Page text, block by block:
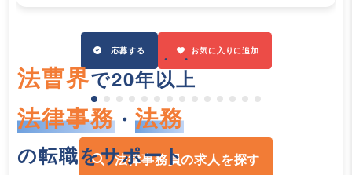
法曹界で20年以上
法律事務 ・法務
の転職をサポート
応募する お気に入りに追加
法律事務員の求人を探す